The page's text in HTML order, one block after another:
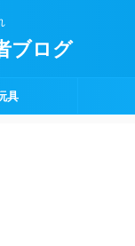
ブログ
具